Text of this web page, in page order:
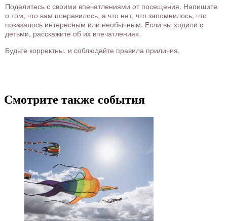
Поделитесь с своими впечатлениями от посещения. Напишите
о том, что вам понравилось, а что нет, что запомнилось, что
показалось интересным или необычным. Если вы ходили с
детьми, расскажите об их впечатлениях.
Будьте корректны, и соблюдайте правила приличия.
Смотрите также события